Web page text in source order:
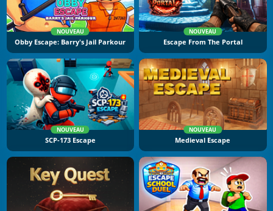
NOUVEAU
Obby Escape: Barry's Jail Parkour
NOUVEAU
Escape From The Portal
NOUVEAU
SCP-173 Escape
NOUVEAU
Medieval Escape